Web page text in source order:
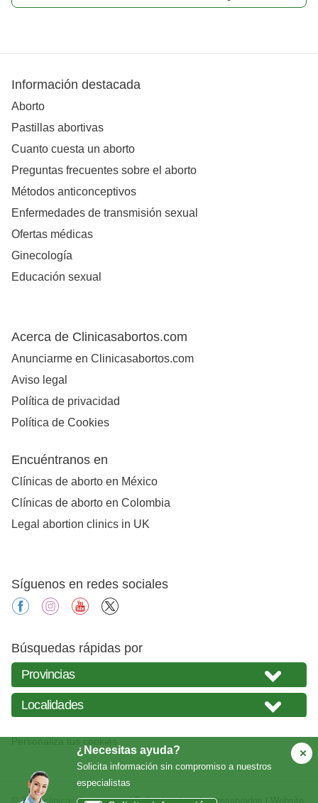
¿Necesitas ayuda?
Solicita información sin compromiso a nuestros
especialistas
Información destacada
Aborto
Pastillas abortivas
Cuanto cuesta un aborto
Preguntas frecuentes sobre el aborto
Métodos anticonceptivos
Enfermedades de transmisión sexual
Ofertas médicas
Ginecología
Educación sexual
Acerca de Clinicasabortos.com
Anunciarme en Clinicasabortos.com
Aviso legal
Política de privacidad
Política de Cookies
Encuéntranos en
Clínicas de aborto en México
Clínicas de aborto en Colombia
Legal abortion clinics in UK
Síguenos en redes sociales
facebookinstagramyoutube
Búsquedas rápidas por
© 2026clinicasabortos.com| Todos los derechos reservados | Website